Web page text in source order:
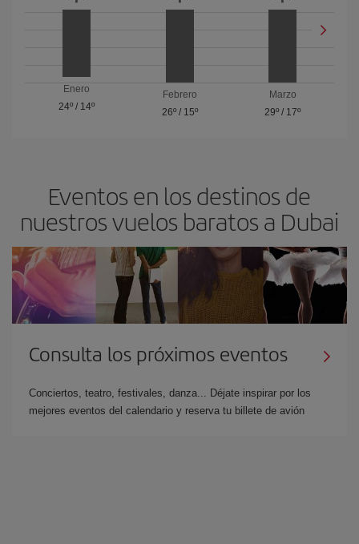
Enero
24º/ 14º
Febrero
26º/ 15º
Marzo
29º / 17º
Eventos en los destinos de
nuestros vuelos baratos a Dubai
Consulta los próximos eventos
Conciertos, teatro, festivales, danza... Déjate inspirar por los
mejores eventos del calendario y reserva tu billete de avión